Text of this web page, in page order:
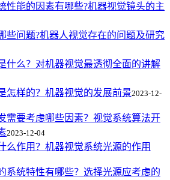
性能的因素有哪些?机器视觉镜头的主
些问题?机器人视觉存在的问题及研究
什么？对机器视觉最透彻全面的讲解
怎样的？机器视觉的发展前景2023-12-
需要考虑哪些因素？视觉系统算法开
2023-12-04
么作用？机器视觉系统光源的作用
系统特性有哪些？选择光源应考虑的